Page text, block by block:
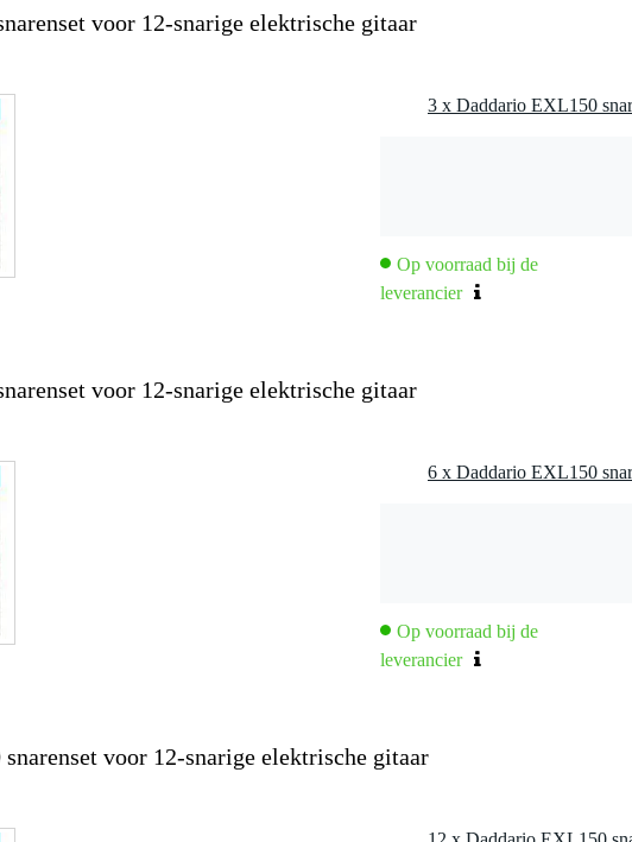
elektrische gitaren
staal
013 - 008/017 - 012/026w - 018/036w - 026w/046w
voor 12-snarige elektrische gitaar
Op voorraad bij de
leverancier
voor 12-snarige elektrische gitaar
Op voorraad bij de
leverancier
voor 12-snarige elektrische gitaar